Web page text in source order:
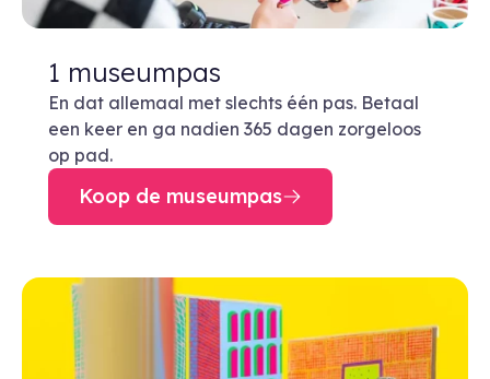
1 museumpas
En dat allemaal met slechts één pas. Betaal
een keer en ga nadien 365 dagen zorgeloos
op pad.
Koop de museumpas